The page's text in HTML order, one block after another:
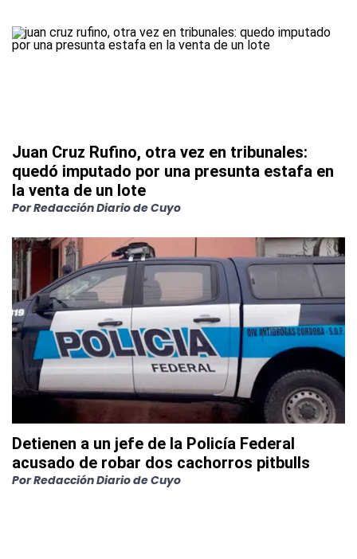
Juan Cruz Rufino, otra vez en tribunales:
quedó imputado por una presunta estafa en
la venta de un lote
PorRedacción Diario de Cuyo
Detienen a un jefe de la Policía Federal
acusado de robar dos cachorros pitbulls
PorRedacción Diario de Cuyo